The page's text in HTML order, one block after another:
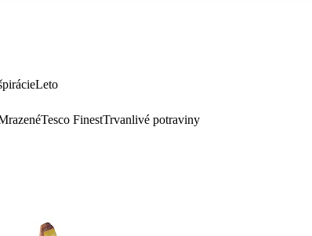
Leto
Tesco FinestTrvanlivé potraviny